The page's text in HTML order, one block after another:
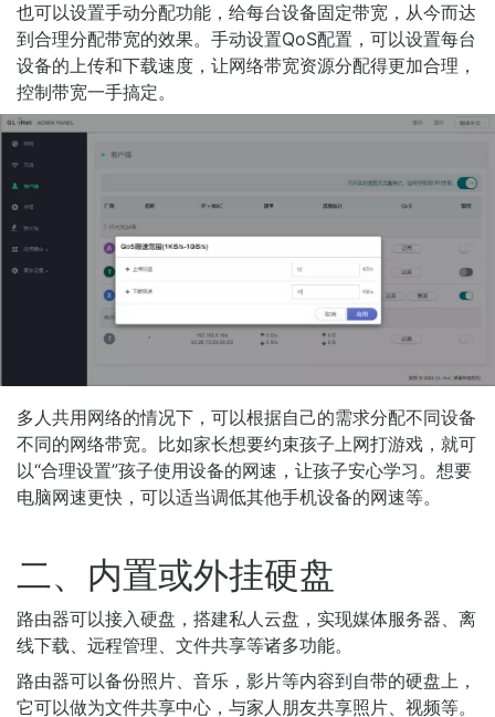
也可以设置手动分配功能，给每台设备固定带宽，从今而达
到合理分配带宽的效果。手动设置QoS配置，可以设置每台
设备的上传和下载速度，让网络带宽资源分配得更加合理，
控制带宽一手搞定。
多人共用网络的情况下，可以根据自己的需求分配不同设备
不同的网络带宽。比如家长想要约束孩子上网打游戏，就可
以“合理设置”孩子使用设备的网速，让孩子安心学习。想要
电脑网速更快，可以适当调低其他手机设备的网速等。
二、内置或外挂硬盘
路由器可以接入硬盘，搭建私人云盘，实现媒体服务器、离
线下载、远程管理、文件共享等诸多功能。
路由器可以备份照片、音乐，影片等内容到自带的硬盘上，
它可以做为文件共享中心，与家人朋友共享照片、视频等。